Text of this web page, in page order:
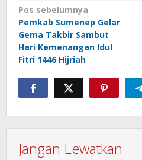
Navigasi
pos
Pos sebelumnya
Pemkab Sumenep Gelar
Gema Takbir Sambut
Hari Kemenangan Idul
Fitri 1446 Hijriah
Jangan Lewatkan